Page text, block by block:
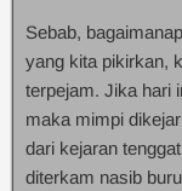
Sebab,
yang kita pikirkan,
terpejam. Jika hari
maka mimpi
dari kejaran
diterkam nasib